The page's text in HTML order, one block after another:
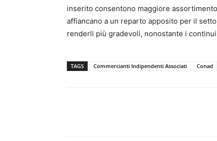
inserito consentono maggiore
affiancano a un reparto apposito per il
renderli più gradevoli, nonostante i
TAGS Commercianti Indipendenti Associati Conad